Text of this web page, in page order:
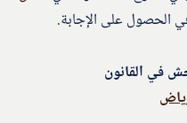
الحصول على الإجابة.
في القانون